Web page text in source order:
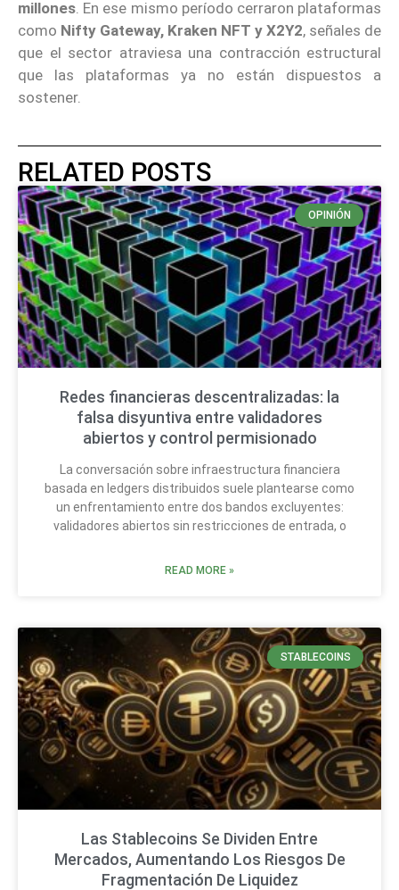
millones. En ese mismo período cerraron plataformas
como Nifty Gateway, Kraken NFT y X2Y2, señales de
que el sector atraviesa una contracción estructural
que las plataformas ya no están dispuestos a
sostener.
RELATED POSTS
OPINIÓN
Redes financieras descentralizadas: la
falsa disyuntiva entre validadores
abiertos y control permisionado
La conversación sobre infraestructura financiera
basada en ledgers distribuidos suele plantearse como
un enfrentamiento entre dos bandos excluyentes:
validadores abiertos sin restricciones de entrada, o
READ MORE »
STABLECOINS
Las Stablecoins Se Dividen Entre
Mercados, Aumentando Los Riesgos De
Fragmentación De Liquidez